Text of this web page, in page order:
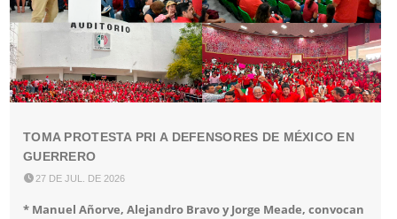
TOMA PROTESTA PRI A DEFENSORES DE MÉXICO EN
GUERRERO
 27 DE JUL. DE 2026
* Manuel Añorve, Alejandro Bravo y Jorge Meade, convocan